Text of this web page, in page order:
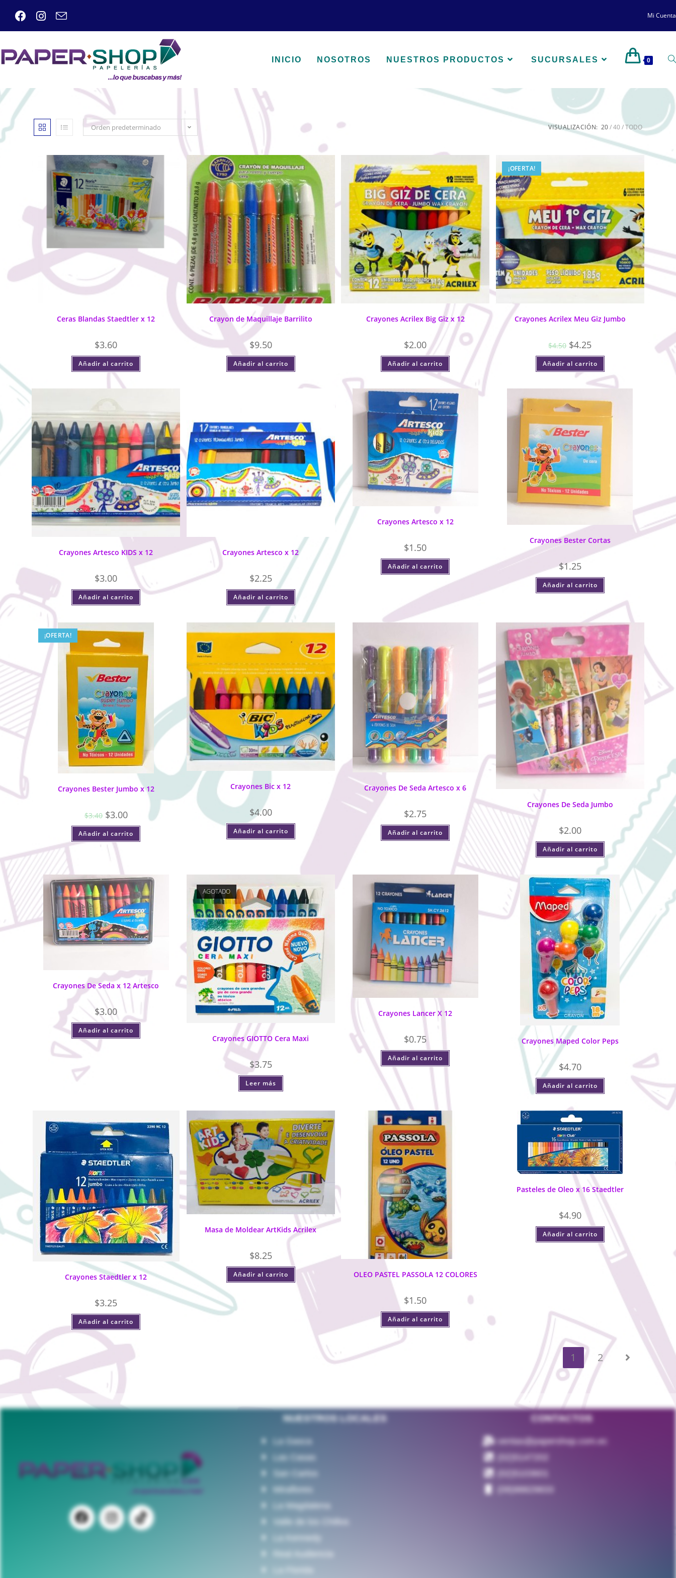
Mi Cuenta
INICIO NOSOTROS NUESTROS PRODUCTOS SUCURSALES 0
Orden predeterminado VISUALIZACIÓN: 20 40 TODO
Ceras Blandas Staedtler x 12
$3.60
Añadir al carrito
Crayon de Maquillaje Barrilito
$9.50
Añadir al carrito
Crayones Acrilex Big Giz x 12
$2.00
Añadir al carrito
¡OFERTA!
Crayones Acrilex Meu Giz Jumbo
$4.50 $4.25
Añadir al carrito
Crayones Artesco KIDS x 12
$3.00
Añadir al carrito
Crayones Artesco x 12
$2.25
Añadir al carrito
Crayones Artesco x 12
$1.50
Añadir al carrito
Crayones Bester Cortas
$1.25
Añadir al carrito
¡OFERTA!
Crayones Bester Jumbo x 12
$3.40 $3.00
Añadir al carrito
Crayones Bic x 12
$4.00
Añadir al carrito
Crayones De Seda Artesco x 6
$2.75
Añadir al carrito
Crayones De Seda Jumbo
$2.00
Añadir al carrito
Crayones De Seda x 12 Artesco
$3.00
Añadir al carrito
AGOTADO
Crayones GIOTTO Cera Maxi
$3.75
Leer más
Crayones Lancer X 12
$0.75
Añadir al carrito
Crayones Maped Color Peps
$4.70
Añadir al carrito
Crayones Staedtler x 12
$3.25
Añadir al carrito
Masa de Moldear ArtKids Acrilex
$8.25
Añadir al carrito OLEO PASTEL PASSOLA 12 COLORES
$1.50
Añadir al carrito
Pasteles de Oleo x 16 Staedtler
$4.90
Añadir al carrito
1 2
NUESTROS LOCALES
La Gasca
Las Casas
San Carlos
Miraflores
La Magdalena
Valle de los Chillos
La Kennedy
CONTACTOS
ventas@papershop.com.ec
(02)5147202
(02)5103601
(09)98829833